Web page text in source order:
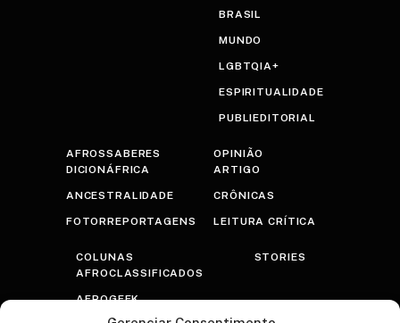
BRASIL
MUNDO
LGBTQIA+
ESPIRITUALIDADE
PUBLIEDITORIAL
AFROSSABERES
DICIONÁFRICA
ANCESTRALIDADE
FOTORREPORTAGENS
OPINIÃO
ARTIGO
CRÔNICAS
LEITURA CRÍTICA
COLUNAS
AFROCLASSIFICADOS
AFROGEEK
STORIES